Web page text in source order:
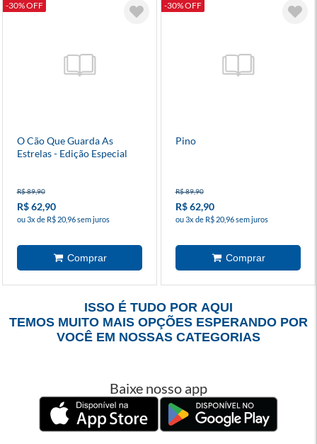
-30% OFF
O Cão Que Guarda As
Estrelas - Edição Especial
R$ 89,90
R$ 62,90
ou 3x de R$ 20,96 sem juros
-30% OFF
Pino
R$ 89,90
R$ 62,90
ou 3x de R$ 20,96 sem juros
ISSO É TUDO POR AQUI
TEMOS MUITO MAIS OPÇÕES ESPERANDO POR
VOCÊ EM NOSSAS CATEGORIAS
Baixe nosso app